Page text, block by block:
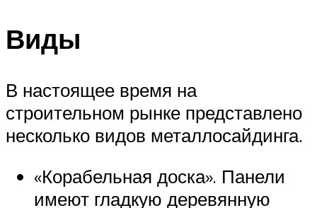
Виды
В настоящее время на
строительном рынке представлено
несколько видов металлосайдинга.
«Корабельная доска». Панели
имеют гладкую деревянную